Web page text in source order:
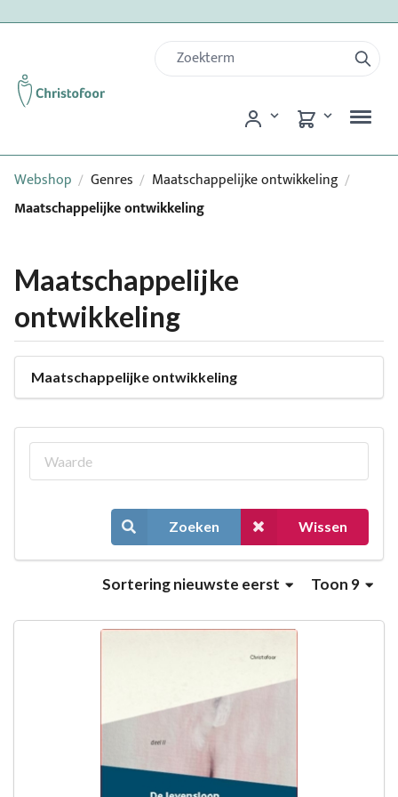
Webshop / Genres / Maatschappelijke ontwikkeling /
Maatschappelijke ontwikkeling
Maatschappelijke
ontwikkeling
Maatschappelijke ontwikkeling
Zoeken Wissen
Toon 9
Sorteringnieuwste eerst